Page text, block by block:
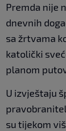
Premda nije
dnevnih
sa žrtvama
katolički
planom
U izvještaju
su tijekom